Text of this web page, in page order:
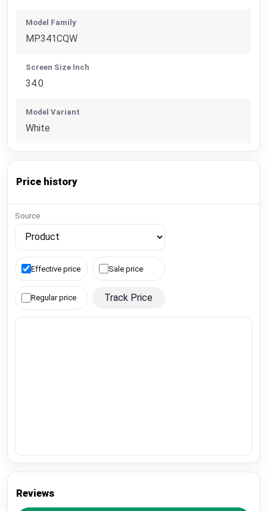
Model Family
MP341CQW
Screen Size Inch
34.0
Model Variant
White
Price history
Source
Effective price Sale price
Regular price Track Price
Reviews